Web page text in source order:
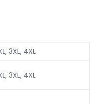
3XL, 4XL
3XL, 4XL